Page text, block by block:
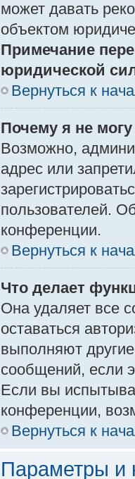
может давать
объектом
Примечание
юридической
Вернуться к
Почему я не
Возможно,
адрес или
пользователей.
конференции.
Вернуться к
Что делает
Она удаляет все
оставаться
выполняют
сообщений, если
Если вы
конференции,
Вернуться к
Параметры и